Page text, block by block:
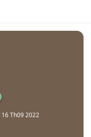
16 Th09 2022